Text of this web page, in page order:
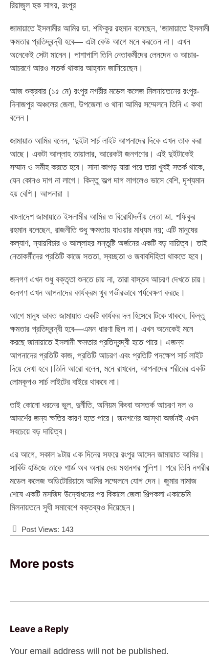
রিয়াজুল হক সাগর, রংপুর
জামায়াতে ইসলামীর আমির ডা. শফিকুর রহমান বলেছেন, ‘জামায়াতে ইসলামী
ক্ষমতার প্রতিদ্বন্দ্বী হবে— এটা কেউ আগে মনে করতেন না। এখন
অনেকেই সেটা মানেন। পাশাপাশি তিনি নেতাকর্মীদের লেনদেন ও আচার-
আচরণে আরও সতর্ক থাকার আহ্বান জানিয়েছেন।
আজ শুক্রবার (১৫ মে) রংপুর নগরীর মডেল কলেজ মিলনায়তনের রংপুর-
দিনাজপুর অঞ্চলের জেলা, উপজেলা ও থানা আমির সম্মেলনে তিনি এ কথা
বলেন।
জামায়াত আমির বলেন, ‘দুইটা সার্চ লাইট আপনাদের দিকে এখন তাক করা
আছে। একটা আল্লাহ তায়ালার, আরেকটা জনগণের। এই দুইটাকেই
সম্মান ও সমীহ করতে হবে। সাদা কাপড় যারা পরে তারা খুবই সতর্ক থাকে,
যেন কোনও দাগ না লাগে। কিন্তু অল্প দাগ লাগলেও ভাসে বেশি, দৃশ্যমান
হয় বেশি। আপনারা ।
বাংলাদেশ জামায়াতে ইসলামীর আমির ও বিরোধীদলীয় নেতা ডা. শফিকুর
রহমান বলেছেন, রাজনীতি শুধু ক্ষমতায় যাওয়ার মাধ্যম নয়; এটি মানুষের
কল্যাণ, ন্যায়বিচার ও আল্লাহর সন্তুষ্টি অর্জনের একটি বড় দায়িত্ব। তাই
নেতাকর্মীদের প্রতিটি কাজে সততা, স্বচ্ছতা ও জবাবদিহিতা থাকতে হবে।
জনগণ এখন শুধু বক্তৃতা শুনতে চায় না, তারা বাস্তব আচরণ দেখতে চায়।
জনগণ এখন আপনাদের কার্যক্রম খুব গভীরভাবে পর্যবেক্ষণ করছে।
আগে মানুষ ভাবত জামায়াত একটি কার্যকর দল হিসেবে টিকে থাকবে, কিন্তু
ক্ষমতার প্রতিদ্বন্দ্বী হবে—এমন ধারণা ছিল না। এখন অনেকেই মনে
করছে জামায়াতে ইসলামী ক্ষমতার প্রতিদ্বন্দ্বী হতে পারে। এজন্য
আপনাদের প্রতিটি কাজ, প্রতিটি আচরণ এবং প্রতিটি পদক্ষেপ সার্চ লাইট
দিয়ে দেখা হবে।তিনি আরো বলেন, মনে রাখবেন, আপনাদের শরীরের একটি
লোমকূপও সার্চ লাইটের বাইরে থাকবে না।
তাই কোনো ধরনের ভুল, দুর্নীতি, অনিয়ম কিংবা অসতর্ক আচরণ দল ও
আদর্শের জন্য ক্ষতির কারণ হতে পারে। জনগণের আস্থা অর্জনই এখন
সবচেয়ে বড় দায়িত্ব।
এর আগে, সকাল ৯টায় এক দিনের সফরে রংপুর আসেন জামায়াত আমির।
সার্কিট হাউজে তাকে গার্ড অব অনার দেয় মহানগর পুলিশ। পরে তিনি নগরীর
মডেল কলেজ অডিটোরিয়ামে আমির সম্মেলনে যোগ দেন। জুমার নামাজ
শেষে একটি মসজিদ উদ্বোধনের পর বিকালে জেলা শিল্পকলা একাডেমি
মিলনায়তনে সুধী সমাবেশে বক্তব্যও দিয়েছেন।
Post Views: 143
More posts
Leave a Reply
Your email address will not be published.